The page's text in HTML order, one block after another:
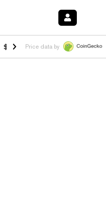
$1.007 -2.70%HYPE $54.39 -
Price data by